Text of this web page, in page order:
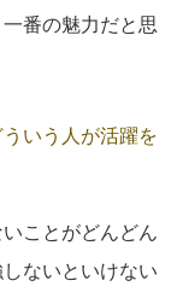
番の魅力だと思
いう人が活躍を
ことがどんどん
ないといけない